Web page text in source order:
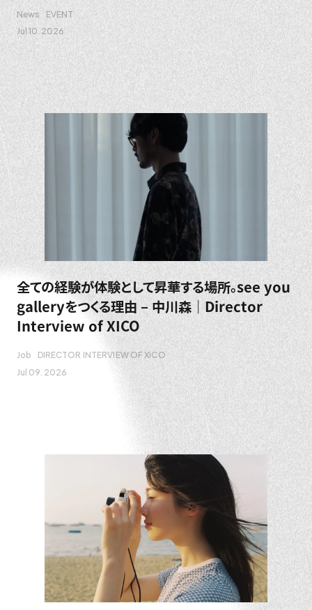
News
EVENT
Jul 10. 2026
全ての経験が体験として昇華する場所。see you
galleryをつくる理由 – 中川森｜Director
Interview of XICO
Job
DIRECTOR INTERVIEW OF XICO
Jul 09. 2026